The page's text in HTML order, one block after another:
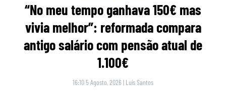
“No meu tempo ganhava 150€ mas
vivia melhor”: reformada compara
antigo salário com pensão atual de
1.100€
16:10 5 Agosto, 2026 | Luís Santos